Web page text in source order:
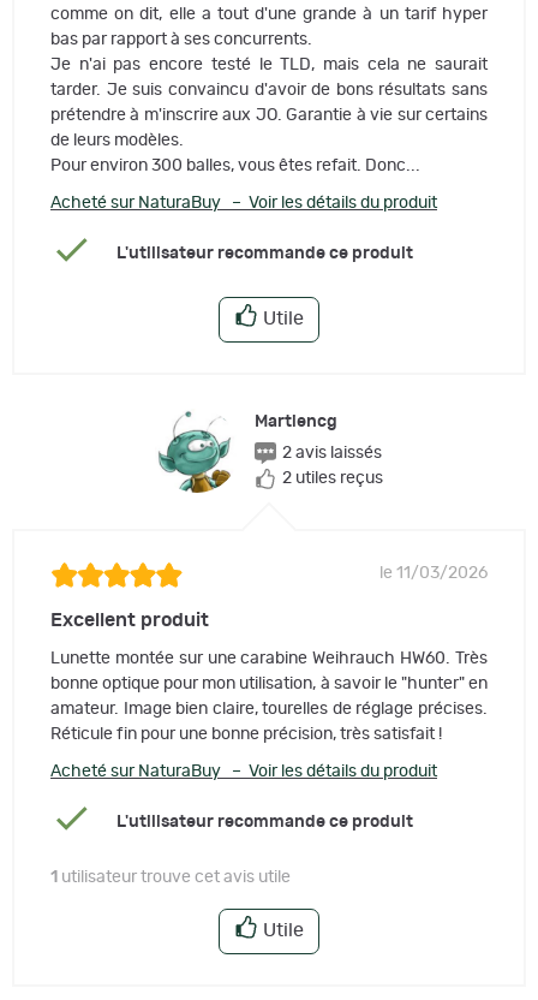
comme on dit, elle a tout d'une grande à un tarif hyper
bas par rapport à ses concurrents.
Je n'ai pas encore testé le TLD, mais cela ne saurait
tarder. Je suis convaincu d'avoir de bons résultats sans
prétendre à m'inscrire aux JO. Garantie à vie sur certains
de leurs modèles.
Pour environ 300 balles, vous êtes refait. Donc...
Acheté sur NaturaBuy – Voir les détails du produit
L'utilisateur recommande ce produit
Utile
Martiencg
2 avis laissés
2 utiles reçus
le 11/03/2026
Excellent produit
Lunette montée sur une carabine Weihrauch HW60. Très
bonne optique pour mon utilisation, à savoir le "hunter" en
amateur. Image bien claire, tourelles de réglage précises.
Réticule fin pour une bonne précision, très satisfait !
Acheté sur NaturaBuy – Voir les détails du produit
L'utilisateur recommande ce produit
1 utilisateur trouve cet avis utile
Utile